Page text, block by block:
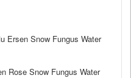
Ersen Snow Fungus Water
Rose Snow Fungus Water